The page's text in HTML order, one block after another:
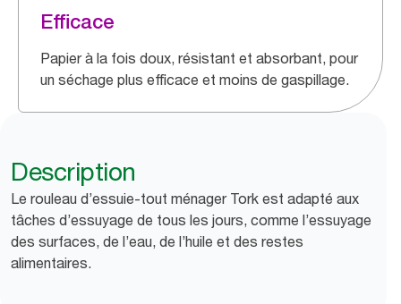
Efficace
Papier à la fois doux, résistant et absorbant, pour
un séchage plus efficace et moins de gaspillage.
Description
Le rouleau d’essuie-tout ménager Tork est adapté aux
tâches d’essuyage de tous les jours, comme l’essuyage
des surfaces, de l’eau, de l’huile et des restes
alimentaires.